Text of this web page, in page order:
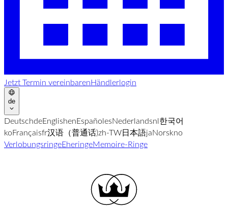
Jetzt Termin vereinbarenHändlerlogin
de
DeutschdeEnglishenEspañolesNederlandsnl한국어
koFrançaisfr汉语（普通话)zh-TW日本語jaNorskno
VerlobungsringeEheringeMemoire-Ringe